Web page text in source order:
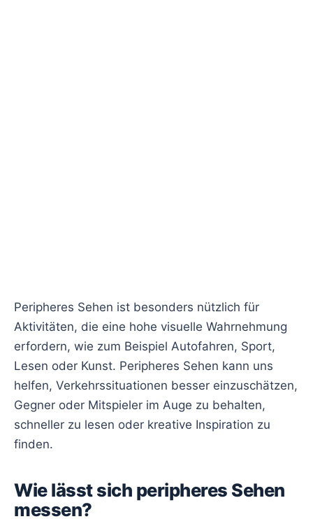
Peripheres Sehen ist besonders nützlich für
Aktivitäten, die eine hohe visuelle Wahrnehmung
erfordern, wie zum Beispiel Autofahren, Sport,
Lesen oder Kunst. Peripheres Sehen kann uns
helfen, Verkehrssituationen besser einzuschätzen,
Gegner oder Mitspieler im Auge zu behalten,
schneller zu lesen oder kreative Inspiration zu
finden.
Wie lässt sich peripheres Sehen
messen?